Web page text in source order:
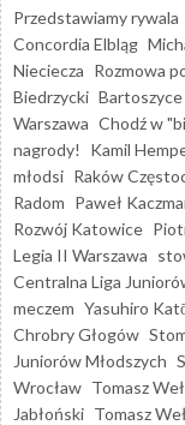
Przedstawiamy rywala
Concordia Elbląg
Nieciecza Rozmowa
Biedrzycki Bartoszyce
Warszawa Chodź w
nagrody!
Kamil
młodsi Raków
Radom Paweł
Rozwój Katowice
Legia II Warszawa
Centralna Liga
meczem Yasuhiro
Chrobry Głogów
Juniorów Młodszych
Wrocław Tomasz
Jabłoński Tomasz